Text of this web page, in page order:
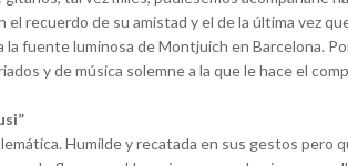
el recuerdo de su amistad y el de la última vez
la fuente luminosa de Montjuich en Barcelona.
y de música solemne a la que le hace el
Humilde y recatada en sus gestos pero